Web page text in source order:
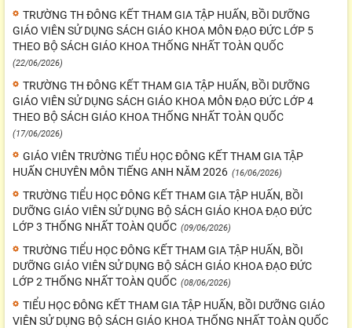
TRƯỜNG TH ĐÔNG KẾT THAM GIA TẬP HUẤN, BỒI DƯỠNG
GIÁO VIÊN SỬ DỤNG SÁCH GIÁO KHOA MÔN ĐẠO ĐỨC LỚP 5
THEO BỘ SÁCH GIÁO KHOA THỐNG NHẤT TOÀN QUỐC
(22/06/2026)
TRƯỜNG TH ĐÔNG KẾT THAM GIA TẬP HUẤN, BỒI DƯỠNG
GIÁO VIÊN SỬ DỤNG SÁCH GIÁO KHOA MÔN ĐẠO ĐỨC LỚP 4
THEO BỘ SÁCH GIÁO KHOA THỐNG NHẤT TOÀN QUỐC
(17/06/2026)
GIÁO VIÊN TRƯỜNG TIỂU HỌC ĐÔNG KẾT THAM GIA TẬP
HUẤN CHUYÊN MÔN TIẾNG ANH NĂM 2026 (16/06/2026)
TRƯỜNG TIỂU HỌC ĐÔNG KẾT THAM GIA TẬP HUẤN, BỒI
DƯỠNG GIÁO VIÊN SỬ DỤNG BỘ SÁCH GIÁO KHOA ĐẠO ĐỨC
LỚP 3 THỐNG NHẤT TOÀN QUỐC (09/06/2026)
TRƯỜNG TIỂU HỌC ĐÔNG KẾT THAM GIA TẬP HUẤN, BỒI
DƯỠNG GIÁO VIÊN SỬ DỤNG BỘ SÁCH GIÁO KHOA ĐẠO ĐỨC
LỚP 2 THỐNG NHẤT TOÀN QUỐC (08/06/2026)
TIỂU HỌC ĐÔNG KẾT THAM GIA TẬP HUẤN, BỒI DƯỠNG GIÁO
VIÊN SỬ DỤNG BỘ SÁCH GIÁO KHOA THỐNG NHẤT TOÀN QUỐC